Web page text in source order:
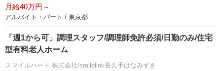
月給40万円～
アルバイト・パート / 東京都
「週1から可」調理スタッフ/調理師免許必須/日勤のみ/住宅
型有料老人ホーム
スマイルハート 株式会社/smilelink長久手はなみずき